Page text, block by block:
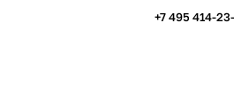
+7 495 414-